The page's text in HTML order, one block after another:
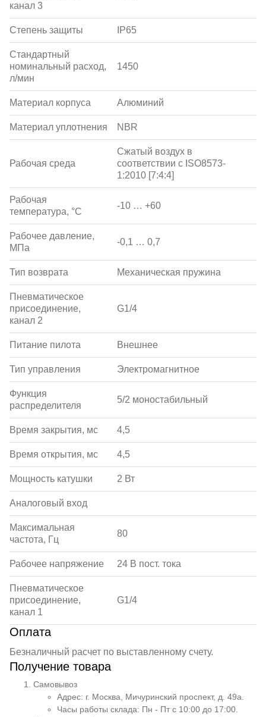
канал 3
Степень защиты IP65
Стандартный
номинальный расход,
л/мин
1450
Материал корпуса Алюминий
Материал уплотнения NBR
Рабочая среда
Сжатый воздух в
соответствии с ISO8573-
1:2010 [7:4:4]
Рабочая
температура, °С
-10 … +60
Рабочее давление,
МПа
-0,1 … 0,7
Тип возврата Механическая пружина
Пневматическое
присоединение,
канал 2
G1/4
Питание пилота Внешнее
Тип управления Электромагнитное
Функция
распределителя
5/2 моностабильный
Время закрытия, мс 4,5
Время открытия, мс 4,5
Мощность катушки 2 Вт
Аналоговый вход
Максимальная
частота, Гц
80
Рабочее напряжение 24 В пост. тока
Пневматическое
присоединение,
канал 1
G1/4
Оплата
Безналичный расчет по выставленному счету.
Получение товара
Самовывоз
Адрес: г. Москва, Мичуринский проспект, д. 49а.
Часы работы склада: Пн - Пт с 10:00 до 17:00.